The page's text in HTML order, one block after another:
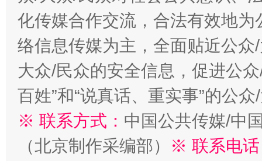
习近平的博鳌关键词
化传媒合作交流，合法有效地
络信息传媒为主，全面贴近公
大众/民众的安全信息，促进公
百姓”和“说真话、重实事”的公
※ 联系方式： 中国公共传媒/中
（北京制作采编部）
※ 联系电